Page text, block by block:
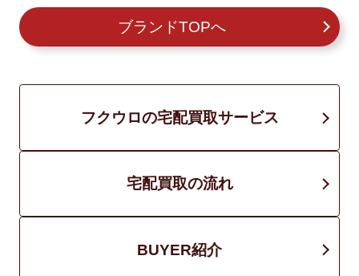
ブランドTOPへ
フクウロの宅配買取サービス
宅配買取の流れ
BUYER紹介